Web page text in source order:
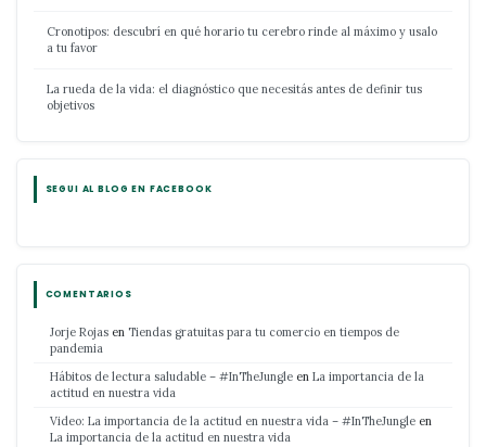
Cronotipos: descubrí en qué horario tu cerebro rinde al máximo y usalo
a tu favor
La rueda de la vida: el diagnóstico que necesitás antes de definir tus
objetivos
SEGUI AL BLOG EN FACEBOOK
COMENTARIOS
Jorje Rojas en Tiendas gratuitas para tu comercio en tiempos de
pandemia
Hábitos de lectura saludable – #InTheJungle en La importancia de la
actitud en nuestra vida
Video: La importancia de la actitud en nuestra vida – #InTheJungle en
La importancia de la actitud en nuestra vida